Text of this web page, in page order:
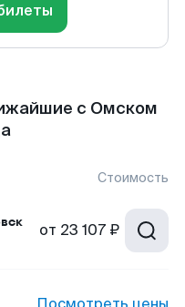
с Омском
Стоимость
от 23 107 ₽